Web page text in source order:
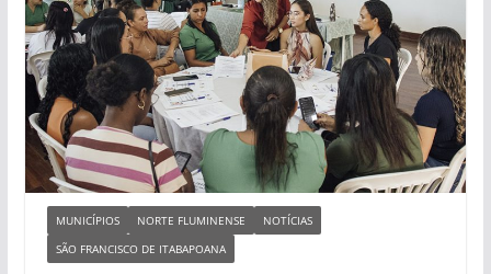
MUNICÍPIOS NORTE FLUMINENSE
NOTÍCIAS
SÃO FRANCISCO DE ITABAPOANA